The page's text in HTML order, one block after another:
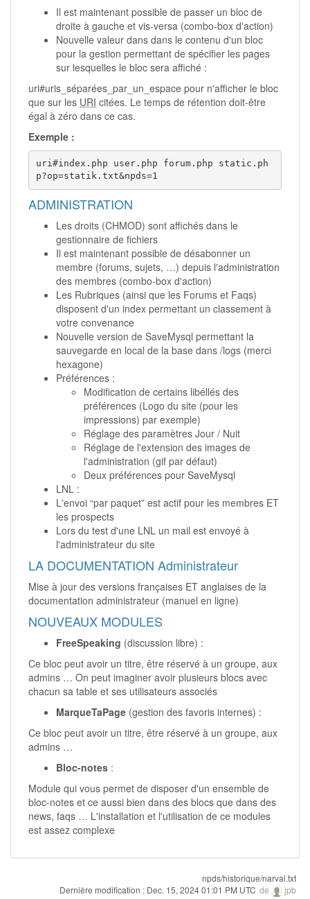
Il est maintenant possible de passer un bloc de
droite à gauche et vis-versa (combo-box d'action)
Nouvelle valeur dans dans le contenu d'un bloc
pour la gestion permettant de spécifier les pages
sur lesquelles le bloc sera affiché :
uri#uris_séparées_par_un_espace pour n'afficher le bloc
que sur les URI citées. Le temps de rétention doit-être
égal à zéro dans ce cas.
Exemple :
uri#index.php user.php forum.php static.ph
p?op=statik.txt&npds=1
ADMINISTRATION
Les droits (CHMOD) sont affichés dans le
gestionnaire de fichiers
Il est maintenant possible de désabonner un
membre (forums, sujets, …) depuis l'administration
des membres (combo-box d'action)
Les Rubriques (ainsi que les Forums et Faqs)
disposent d'un index permettant un classement à
votre convenance
Nouvelle version de SaveMysql permettant la
sauvegarde en local de la base dans /logs (merci
hexagone)
Préférences :
Modification de certains libéllés des
préférences (Logo du site (pour les
impressions) par exemple)
Réglage des paramètres Jour / Nuit
Réglage de l'extension des images de
l'administration (gif par défaut)
Deux préférences pour SaveMysql
LNL :
L'envoi “par paquet” est actif pour les membres ET
les prospects
Lors du test d'une LNL un mail est envoyé à
l'administrateur du site
LA DOCUMENTATION Administrateur
Mise à jour des versions françaises ET anglaises de la
documentation administrateur (manuel en ligne)
NOUVEAUX MODULES
FreeSpeaking (discussion libre) :
Ce bloc peut avoir un titre, être réservé à un groupe, aux
admins … On peut imaginer avoir plusieurs blocs avec
chacun sa table et ses utilisateurs associés
MarqueTaPage (gestion des favoris internes) :
Ce bloc peut avoir un titre, être réservé à un groupe, aux
admins …
Bloc-notes :
Module qui vous permet de disposer d'un ensemble de
bloc-notes et ce aussi bien dans des blocs que dans des
news, faqs … L'installation et l'utilisation de ce modules
est assez complexe
npds/historique/narval.txt
Dernière modification : Dec. 15, 2024 01:01 PM UTC de jpb